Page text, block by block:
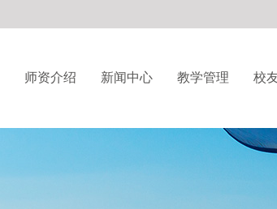
师资介绍 新闻中心 教学管理 校